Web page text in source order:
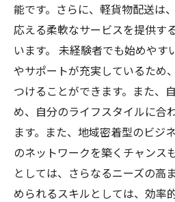
能です。さらに、軽貨物配送は
応える柔軟なサービスを提供す
います。 未経験者でも始めやす
やサポートが充実しているため
つけることができます。また、
め、自分のライフスタイルに合
ます。また、地域密着型のビジ
のネットワークを築くチャンス
としては、さらなるニーズの高
められるスキルとしては、効率